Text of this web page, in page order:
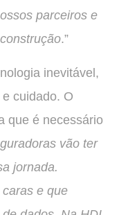
parceiros e
.”
inevitável,
cuidado. O
que é necessário
vão ter
jornada.
e que